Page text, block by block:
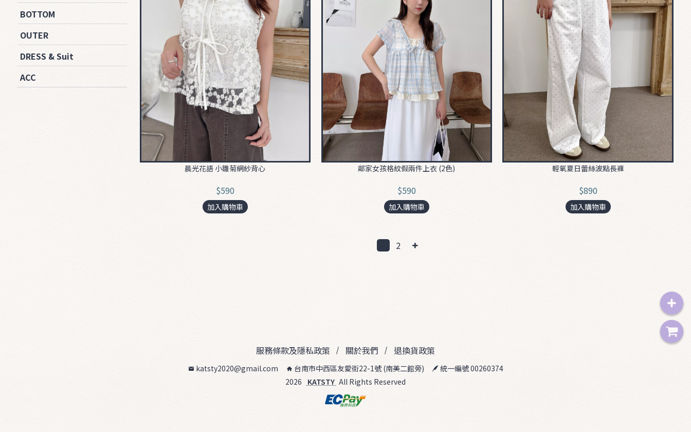
BOTTOM
OUTER
DRESS & Suit
ACC
晨光花語 小雛菊網紗背心
$590
加入購物車
鄰家女孩格紋假兩件上衣 (2色)
$590
加入購物車
輕氧夏日蕾絲波點長褲
$890
加入購物車
2
服務條款及隱私政策 關於我們 退換貨政策
katsty2020@gmail.com 台南市中西區友愛街22-1號 (南美二館旁)
統一編號 00260374
2026
KATSTY All Rights Reserved